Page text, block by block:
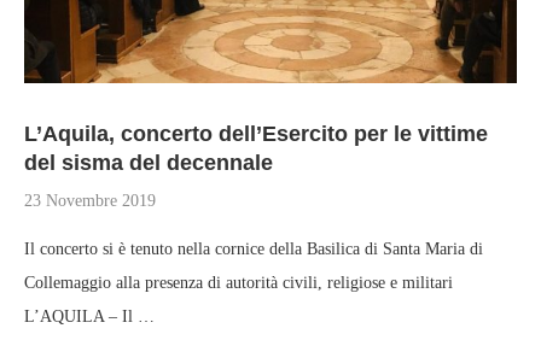
L’Aquila, concerto dell’Esercito per le vittime
del sisma del decennale
23 Novembre 2019
Il concerto si è tenuto nella cornice della Basilica di Santa Maria di
Collemaggio alla presenza di autorità civili, religiose e militari
L’AQUILA – Il …